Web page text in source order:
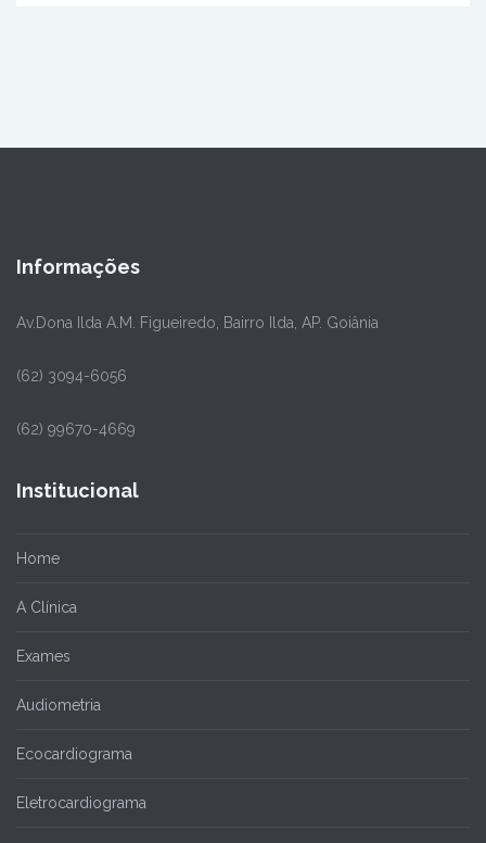
Informações
Av.Dona Ilda A.M. Figueiredo, Bairro Ilda, AP. Goiânia
(62) 3094-6056
(62) 99670-4669
Institucional
Home
A Clínica
Exames
Audiometria
Ecocardiograma
Eletrocardiograma